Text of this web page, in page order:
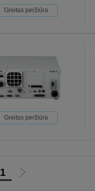
Greitas peržiūra
Greitas peržiūra
1
Eiti